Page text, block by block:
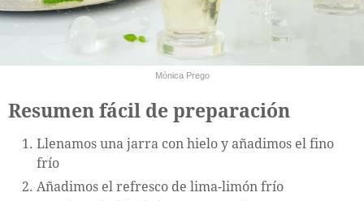
Mónica Prego
Resumen fácil de preparación
Llenamos una jarra con hielo y añadimos el fino
frío
Añadimos el refresco de lima-limón frío